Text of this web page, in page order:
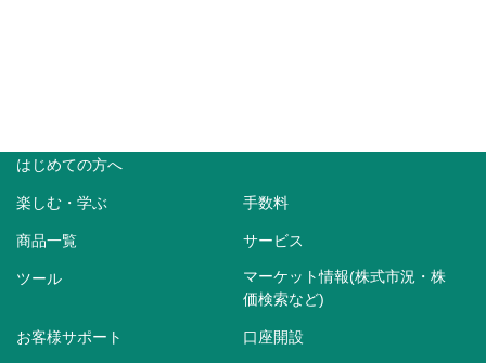
はじめての方へ
楽しむ・学ぶ 手数料
商品一覧 サービス
ツール
マーケット情報(株式市況・株
価検索など)
お客様サポート 口座開設